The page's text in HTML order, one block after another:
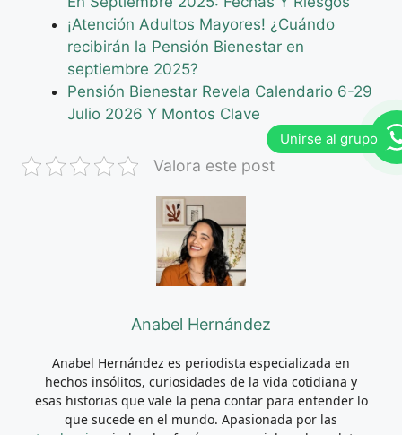
¡Atención Adultos Mayores! ¿Cuándo
recibirán la Pensión Bienestar en
septiembre 2025?
Pensión Bienestar Revela Calendario 6-29
Julio 2026 Y Montos Clave
Valora este post
Anabel Hernández
Anabel Hernández es periodista especializada en
hechos insólitos, curiosidades de la vida cotidiana y
esas historias que vale la pena contar para entender lo
que sucede en el mundo. Apasionada por las